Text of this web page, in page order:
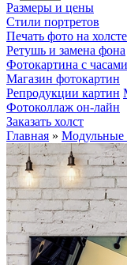
Размеры и цены
Стили портретов
Печать фото на холсте
Ретушь и замена фона
Фотокартина с часами
Магазин фотокартин
Репродукции картин
Фотоколлаж он-лайн
Заказать холст
Главная » Модульные